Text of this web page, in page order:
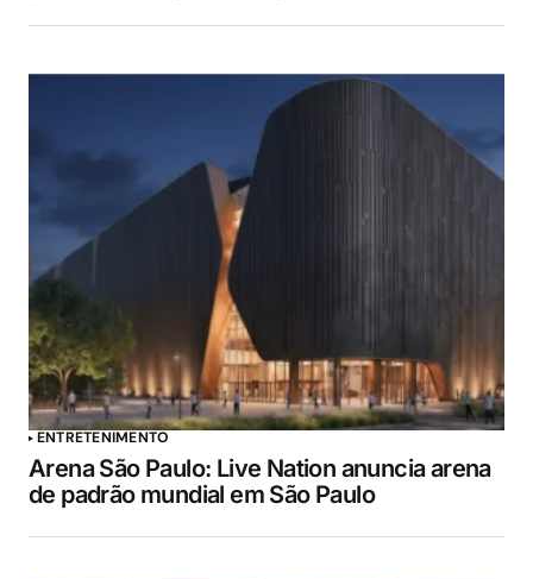
ENTRETENIMENTO
Arena São Paulo: Live Nation anuncia arena
de padrão mundial em São Paulo